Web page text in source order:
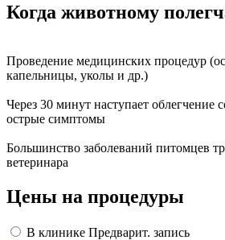
Когда животному
Проведение медицинских процедур
капельницы, уколы и др.)
Через 30 минут наступает облегчение
острые симптомы
Большинство заболеваний питомцев
ветеринара
Цены на процедуры
В клинике Предварит. запись